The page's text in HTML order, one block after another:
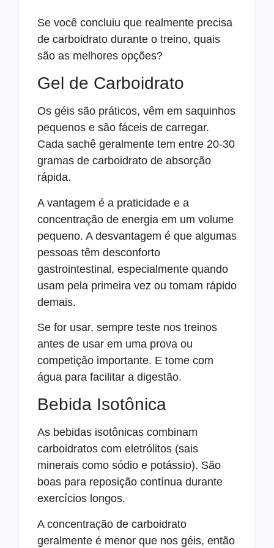
Se você concluiu que realmente precisa
de carboidrato durante o treino, quais
são as melhores opções?
Gel de Carboidrato
Os géis são práticos, vêm em saquinhos
pequenos e são fáceis de carregar.
Cada sachê geralmente tem entre 20-30
gramas de carboidrato de absorção
rápida.
A vantagem é a praticidade e a
concentração de energia em um volume
pequeno. A desvantagem é que algumas
pessoas têm desconforto
gastrointestinal, especialmente quando
usam pela primeira vez ou tomam rápido
demais.
Se for usar, sempre teste nos treinos
antes de usar em uma prova ou
competição importante. E tome com
água para facilitar a digestão.
Bebida Isotônica
As bebidas isotônicas combinam
carboidratos com eletrólitos (sais
minerais como sódio e potássio). São
boas para reposição contínua durante
exercícios longos.
A concentração de carboidrato
geralmente é menor que nos géis, então